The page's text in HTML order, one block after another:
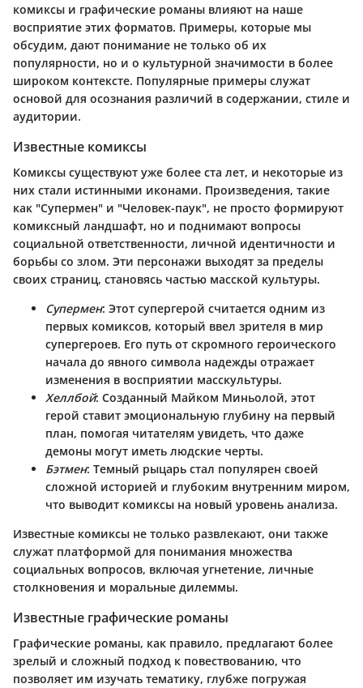
комиксы и графические романы влияют на наше
восприятие этих форматов. Примеры, которые мы
обсудим, дают понимание не только об их
популярности, но и о культурной значимости в более
широком контексте. Популярные примеры служат
основой для осознания различий в содержании, стиле и
аудитории.
Известные комиксы
Комиксы существуют уже более ста лет, и некоторые из
них стали истинными иконами. Произведения, такие
как "Супермен" и "Человек-паук", не просто формируют
комиксный ландшафт, но и поднимают вопросы
социальной ответственности, личной идентичности и
борьбы со злом. Эти персонажи выходят за пределы
своих страниц, становясь частью масской культуры.
Супермен: Этот супергерой считается одним из
первых комиксов, который ввел зрителя в мир
супергероев. Его путь от скромного героического
начала до явного символа надежды отражает
изменения в восприятии масскультуры.
Хеллбой: Созданный Майком Миньолой, этот
герой ставит эмоциональную глубину на первый
план, помогая читателям увидеть, что даже
демоны могут иметь людские черты.
Бэтмен: Темный рыцарь стал популярен своей
сложной историей и глубоким внутренним миром,
что выводит комиксы на новый уровень анализа.
Известные комиксы не только развлекают, они также
служат платформой для понимания множества
социальных вопросов, включая угнетение, личные
столкновения и моральные дилеммы.
Известные графические романы
Графические романы, как правило, предлагают более
зрелый и сложный подход к повествованию, что
позволяет им изучать тематику, глубже погружая